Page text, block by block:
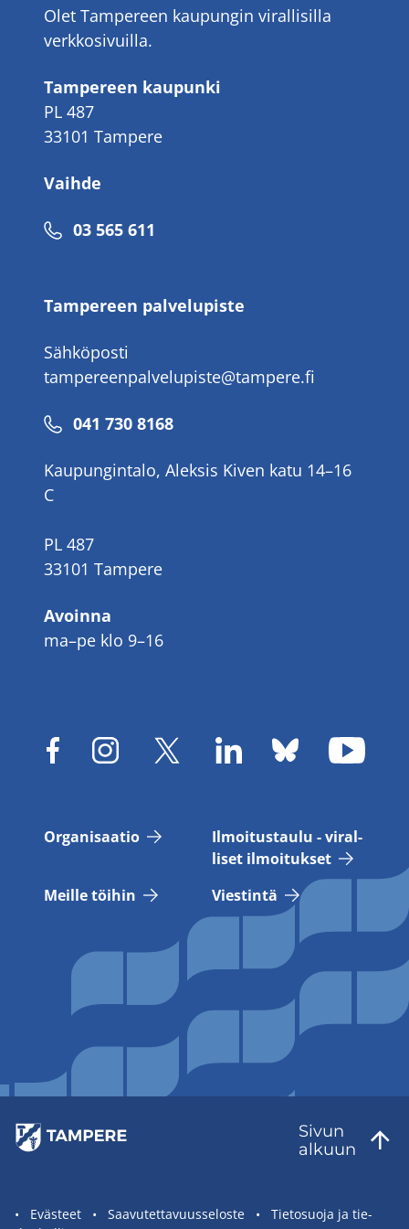
Olet Tampereen kaupungin virallisilla
verkkosivuilla.
Tampereen kaupunki
PL 487
33101 Tampere
Vaihde
Puhelinnumero
03 565 611
Tampereen palvelupiste
Sähköposti
tampereenpalvelupiste@tampere.fi
Puhelinnumero
041 730 8168
Kaupungintalo, Aleksis Kiven katu 14–16
C
PL 487
33101 Tampere
Avoinna
ma–pe klo 9–16
Or­ga­ni­saa­tio
Il­moi­tus­tau­lu - vi­ral­
li­set il­moi­tuk­set
Meil­le töi­hin
Vies­tin­tä
Sivun
al­kuun
Sivuston
Eväs­teet Saa­vu­tet­ta­vuus­se­los­te
Tie­to­suo­ja ja tie­